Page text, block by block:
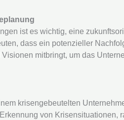
ist es wichtig, eine
dass ein potenzieller
mitbringt, um das
krisengebeutelten
von Krisensituationen,